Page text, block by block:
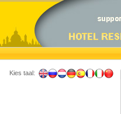
Kies taal: